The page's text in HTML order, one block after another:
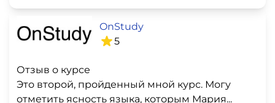
OnStudy
5
Отзыв о курсе
Это второй, пройденный мной курс. Могу
отметить ясность языка, которым Мария...